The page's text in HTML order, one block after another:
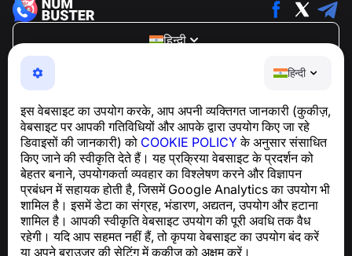
हिन्दी
इस वेबसाइट का उपयोग करके, आप अपनी व्यक्तिगत जानकारी (कुकीज़,
वेबसाइट पर आपकी गतिविधियों और आपके द्वारा उपयोग किए जा रहे
डिवाइसों की जानकारी) को COOKIE POLICYके अनुसार संसाधित
किए जाने की स्वीकृति देते हैं। यह प्रक्रिया वेबसाइट के प्रदर्शन को
बेहतर बनाने, उपयोगकर्ता व्यवहार का विश्लेषण करने और विज्ञापन
प्रबंधन में सहायक होती है, जिसमें Google Analytics का उपयोग भी
शामिल है। इसमें डेटा का संग्रह, भंडारण, अद्यतन, उपयोग और हटाना
शामिल है। आपकी स्वीकृति वेबसाइट उपयोग की पूरी अवधि तक वैध
रहेगी। यदि आप सहमत नहीं हैं, तो कृपया वेबसाइट का उपयोग बंद करें
या अपने ब्राउज़र की सेटिंग में कुकीज़ को अक्षम करें।
हिन्दी
NumBuster © 2013—2026 ·
support@numbuster.com
एक उपयोग में आसान ऐप जो आपको फोन घोटालों, स्पैम और अवांछित संदेशों
GDPR अनुपालन से संबंधित पूछताछ के लिए:
support@numbuster.com
सहायता केंद्र
समाचार और लेख
परियोजना के बारे में
संपर्क